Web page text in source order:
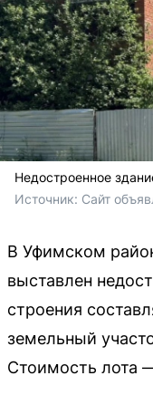
Недостроенное
Источник: Сайт
В Уфимском
выставлен
строения
земельный
Стоимость лота